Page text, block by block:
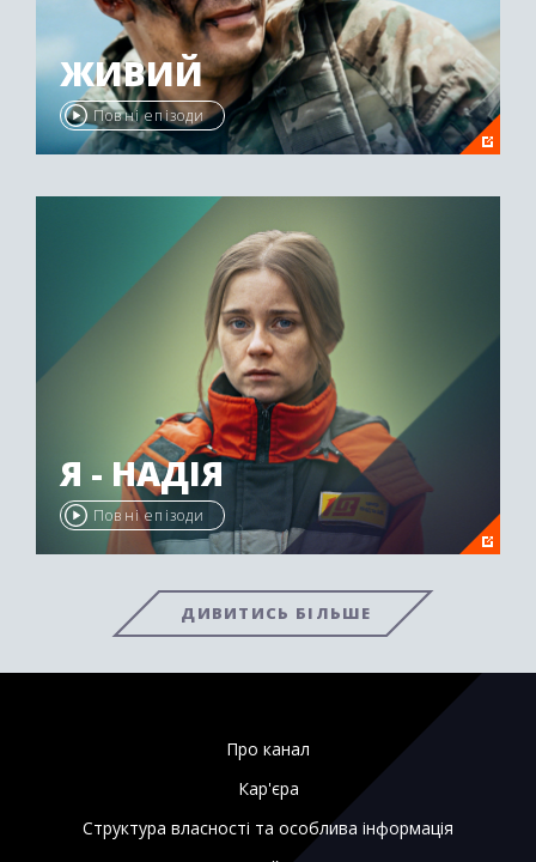
ЖИВИЙ
Повні епізоди
Я - НАДІЯ
Повні епізоди
ДИВИТИСЬ БІЛЬШЕ
Про канал
Кар'єра
Структура власності та особлива інформація